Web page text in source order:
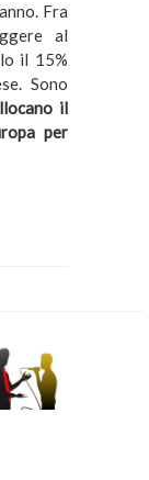
Fra
al
il 15%
Sono
il
per